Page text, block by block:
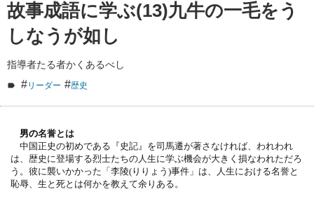
故事成語に学ぶ(13)九牛の一毛をう
しなうが如し
指導者たる者かくあるべし
#リーダー #歴史
男の名誉とは
中国正史の初めである『史記』を司馬遷が著さなければ、 われわれ
は、 歴史に登場する烈士たちの人生に学ぶ機会が大きく損なわれただろ
う。彼に襲いかかった「李陵(りりょう)事件」は、
人生における名誉と
恥辱、生と死とは何かを教えて余りある。